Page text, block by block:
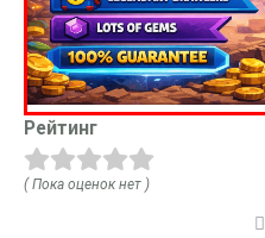
Рейтинг
( Пока оценок нет )